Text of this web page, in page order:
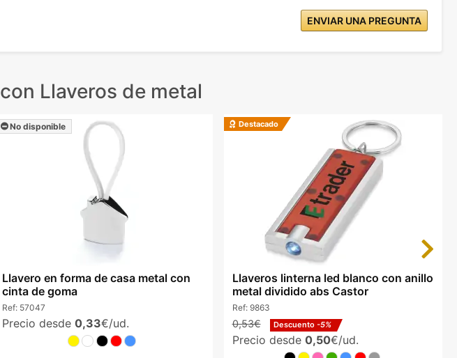
ENVIAR UNA PREGUNTA
con Llaveros de metal
No disponible
Llavero en forma de casa metal con
cinta de goma
Ref: 57047
Precio desde 0,33€/ud.
Destacado
Llaveros linterna led blanco con anillo
metal dividido abs Castor
Ref: 9863
0,53€ Descuento -5%
Precio desde 0,50€/ud.
Next